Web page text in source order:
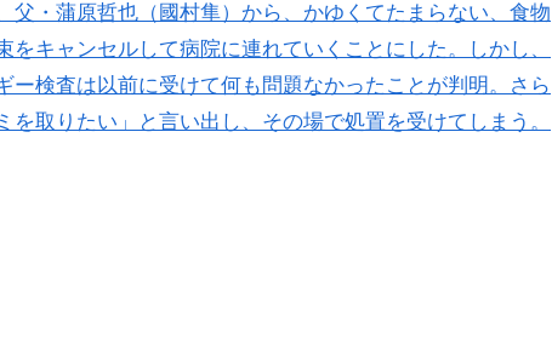
父・蒲原哲也（國村隼）から、かゆくてたまらない、食物
キャンセルして病院に連れていくことにした。しかし、
検査は以前に受けて何も問題なかったことが判明。さら
取りたい」と言い出し、その場で処置を受けてしまう。